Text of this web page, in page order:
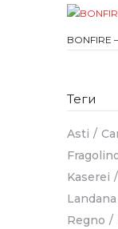
Теги
Asti
Kaserei
Landana
Regno